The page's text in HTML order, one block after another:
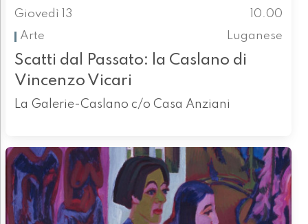
Giovedì 13
10.00
Arte
Luganese
Scatti dal Passato: la Caslano di
Vincenzo Vicari
La Galerie-Caslano c/o Casa Anziani